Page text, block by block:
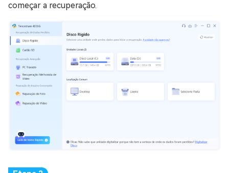
começar a recuperação.